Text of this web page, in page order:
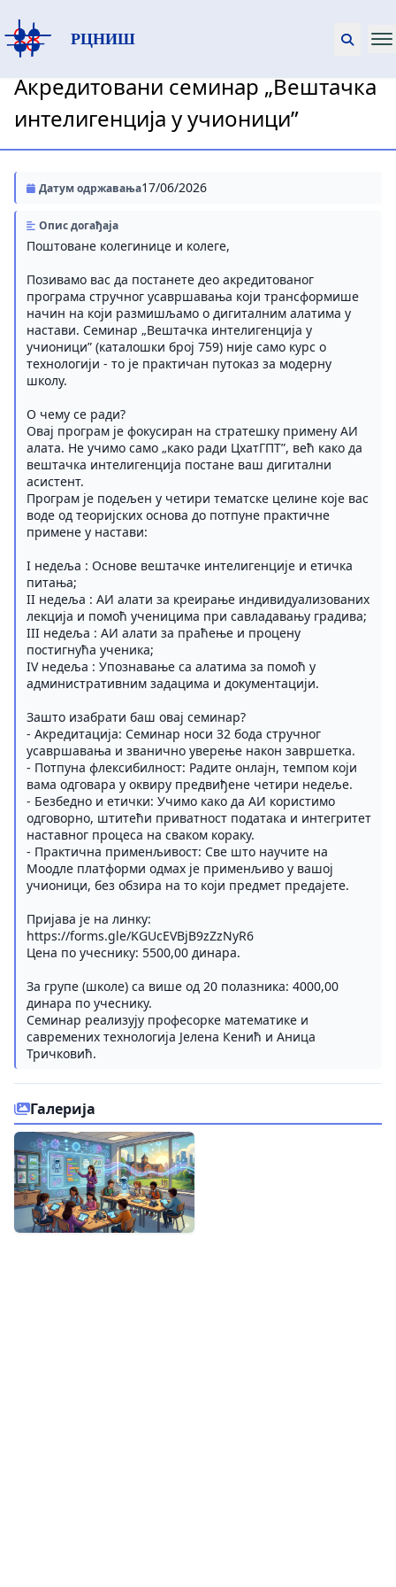
РЦНИШ
Акредитовани семинар „Вештачка
интелигенција у учионици”
Датум одржавања17/06/2026
Опис догађаја
Поштоване колегинице и колеге,
Позивамо вас да постанете део акредитованог
програма стручног усавршавања који трансформише
начин на који размишљамо о дигиталним алатима у
настави. Семинар „Вештачка интелигенција у
учионици” (каталошки број 759) није само курс о
технологији - то је практичан путоказ за модерну
школу.
О чему се ради?
Овај програм је фокусиран на стратешку примену АИ
алата. Не учимо само „како ради ЦхатГПТ”, већ како да
вештачка интелигенција постане ваш дигитални
асистент.
Програм је подељен у четири тематске целине које вас
воде од теоријских основа до потпуне практичне
примене у настави:
I недеља : Основе вештачке интелигенције и етичка
питања;
II недеља : АИ алати за креирање индивидуализованих
лекција и помоћ ученицима при савладавању градива;
III недеља : АИ алати за праћење и процену
постигнућа ученика;
IV недеља : Упознавање са алатима за помоћ у
административним задацима и документацији.
Зашто изабрати баш овај семинар?
- Акредитација: Семинар носи 32 бода стручног
усавршавања и званично уверење након завршетка.
- Потпуна флексибилност: Радите онлајн, темпом који
вама одговара у оквиру предвиђене четири недеље.
- Безбедно и етички: Учимо како да АИ користимо
одговорно, штитећи приватност података и интегритет
наставног процеса на сваком кораку.
- Практична применљивост: Све што научите на
Моодле платформи одмах је применљиво у вашој
учионици, без обзира на то који предмет предајете.
Пријава је на линку:
https://forms.gle/KGUcEVBjB9zZzNyR6
Цена по учеснику: 5500,00 динара.
За групе (школе) са више од 20 полазника: 4000,00
динара по учеснику.
Семинар реализују професорке математике и
савремених технологија Јелена Кенић и Аница
Тричковић.
Галерија